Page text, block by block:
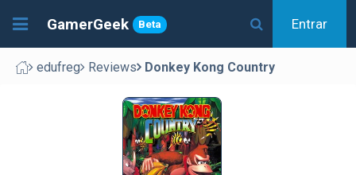
GamerGeek Beta Entrar
edufreg Reviews Donkey Kong Country